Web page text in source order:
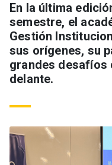
En la última
semestre, el
Gestión
sus orígenes, su
grandes desafíos
delante.